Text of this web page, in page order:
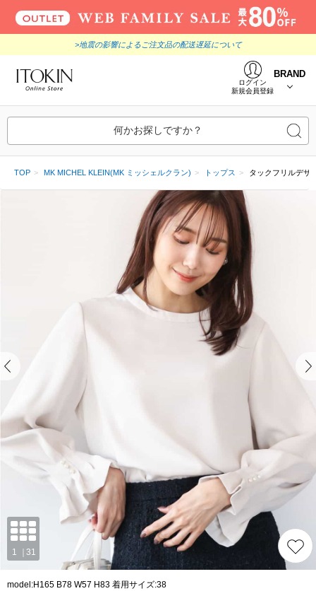
>地震の影響によるご注文品の配送遅延について
ログイン
新規会員登録
BRAND
何かお探しですか？
TOP MK MICHEL KLEIN(MK ミッシェルクラン) トップス タックフリルデザ
model:H165 B78 W57 H83 着用サイズ:38